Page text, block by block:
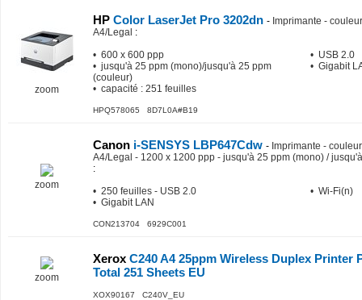
zoom
HP Color LaserJet Pro 3202dn - Imprimante -
A4/Legal :
• 600 x 600 ppp
• jusqu'à 25 ppm (mono)/jusqu'à 25 ppm
(couleur)
• capacité : 251 feuilles
• USB 2.0
• Gigabit
HPQ578065 8D7L0A#B19
zoom
Canon i-SENSYS LBP647Cdw - Imprimante -
A4/Legal - 1200 x 1200 ppp - jusqu'à 25 ppm (mono) /
:
• 250 feuilles - USB 2.0
• Gigabit LAN
• Wi-Fi(n)
CON213704 6929C001
zoom
Xerox C240 A4 25ppm Wireless Duplex Printer
Total 251 Sheets EU
XOX90167 C240V_EU